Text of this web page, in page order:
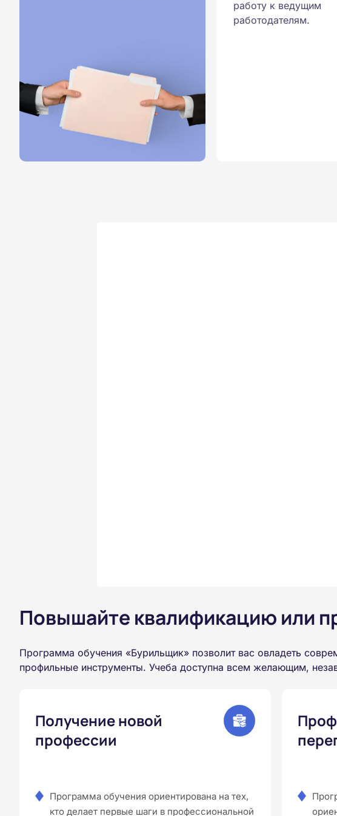
работу к ведущим
работодателям.
Повышайте квалификацию или
Программа обучения «Бурильщик» позволит вас овладеть
профильные инструменты. Учеба доступна всем желающим,
Получение новой
профессии
Программа обучения ориентирована на тех,
кто делает первые шаги в профессиональной